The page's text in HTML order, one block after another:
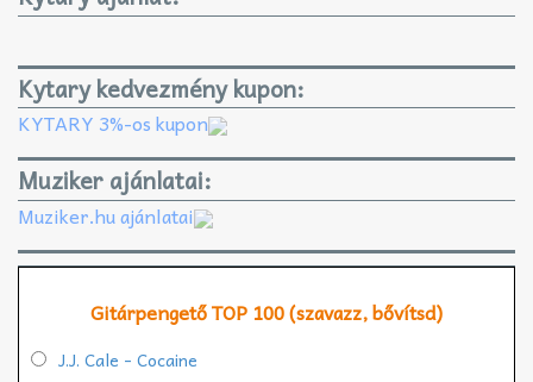
Kytary kedvezmény kupon:
KYTARY 3%-os kupon
Muziker ajánlatai:
Muziker.hu ajánlatai
Gitárpengető TOP 100 (szavazz, bővítsd)
J.J. Cale - Cocaine